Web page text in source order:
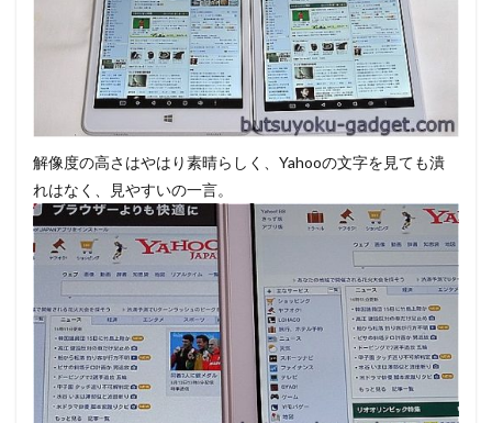
解像度の高さはやはり素晴らしく、Yahooの文字を見ても潰
れはなく、見やすいの一言。